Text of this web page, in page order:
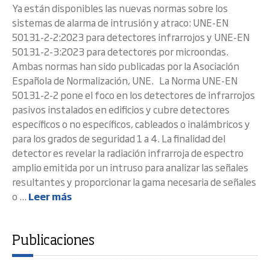
Ya están disponibles las nuevas normas sobre los
sistemas de alarma de intrusión y atraco: UNE-EN
50131-2-2:2023 para detectores infrarrojos y UNE-EN
50131-2-3:2023 para detectores por microondas.
Ambas normas han sido publicadas por la Asociación
Española de Normalización, UNE. La Norma UNE-EN
50131-2-2 pone el foco en los detectores de infrarrojos
pasivos instalados en edificios y cubre detectores
específicos o no específicos, cableados o inalámbricos y
para los grados de seguridad 1 a 4. La finalidad del
detector es revelar la radiación infrarroja de espectro
amplio emitida por un intruso para analizar las señales
resultantes y proporcionar la gama necesaria de señales
o ... Leer más
Publicaciones